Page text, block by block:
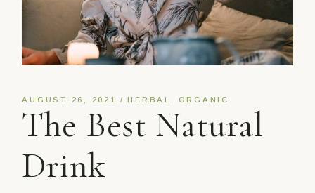
AUGUST 26, 2021 HERBAL ORGANIC
The Best Natural
Drink